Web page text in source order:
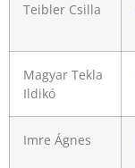
Teibler Csilla
Magyar Tekla
Ildikó
Imre Ágnes